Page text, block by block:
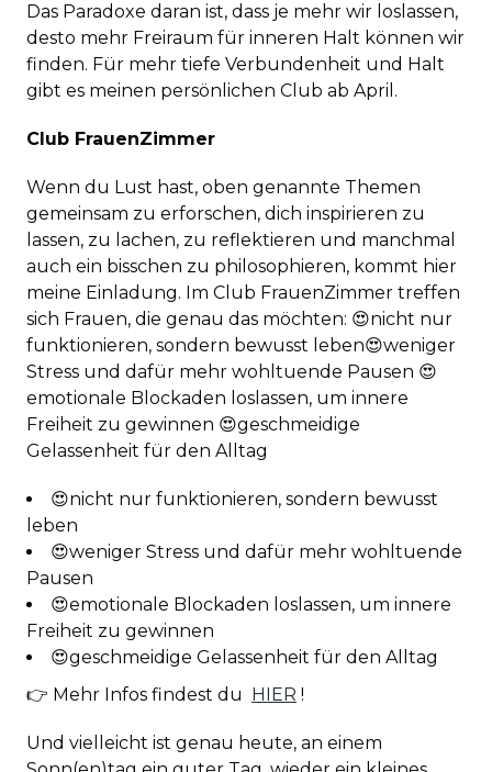
Das Paradoxe daran ist, dass je mehr wir loslassen,
desto mehr Freiraum für inneren Halt können wir
finden. Für mehr tiefe Verbundenheit und Halt
gibt es meinen persönlichen Club ab April.
Club FrauenZimmer
Wenn du Lust hast, oben genannte Themen
gemeinsam zu erforschen, dich inspirieren zu
lassen, zu lachen, zu reflektieren und manchmal
auch ein bisschen zu philosophieren, kommt hier
meine Einladung. Im Club FrauenZimmer treffen
sich Frauen, die genau das möchten: 😍nicht nur
funktionieren, sondern bewusst leben😍weniger
Stress und dafür mehr wohltuende Pausen 😍
emotionale Blockaden loslassen, um innere
Freiheit zu gewinnen 😍geschmeidige
Gelassenheit für den Alltag
😍nicht nur funktionieren, sondern bewusst
leben
😍weniger Stress und dafür mehr wohltuende
Pausen
😍emotionale Blockaden loslassen, um innere
Freiheit zu gewinnen
😍geschmeidige Gelassenheit für den Alltag
👉 Mehr Infos findest du
HIER !
Und vielleicht ist genau heute, an einem